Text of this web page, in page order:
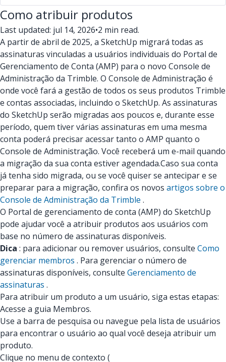
Como atribuir produtos
Last updated: jul 14, 2026•2 min read.
A partir de abril de 2025, a SketchUp migrará todas as
assinaturas vinculadas a usuários individuais do Portal de
Gerenciamento de Conta (AMP) para o novo Console de
Administração da Trimble. O Console de Administração é
onde você fará a gestão de todos os seus produtos Trimble
e contas associadas, incluindo o SketchUp. As assinaturas
do SketchUp serão migradas aos poucos e, durante esse
período, quem tiver várias assinaturas em uma mesma
conta poderá precisar acessar tanto o AMP quanto o
Console de Administração. Você receberá um e-mail quando
a migração da sua conta estiver agendada.Caso sua conta
já tenha sido migrada, ou se você quiser se antecipar e se
preparar para a migração, confira os novos artigos sobre o
Console de Administração da Trimble .
O Portal de gerenciamento de conta (AMP) do SketchUp
pode ajudar você a atribuir produtos aos usuários com
base no número de assinaturas disponíveis.
Dica : para adicionar ou remover usuários, consulte Como
gerenciar membros . Para gerenciar o número de
assinaturas disponíveis, consulte Gerenciamento de
assinaturas .
Para atribuir um produto a um usuário, siga estas etapas:
Acesse a guia Membros.
Use a barra de pesquisa ou navegue pela lista de usuários
para encontrar o usuário ao qual você deseja atribuir um
produto.
Clique no menu de contexto (